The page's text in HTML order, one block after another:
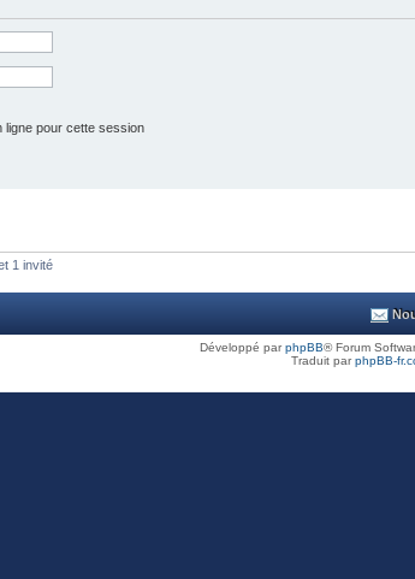
ligne pour cette session
1 invité
Développé parphpBB® Forum
Traduit parphpBB-